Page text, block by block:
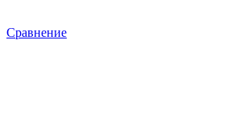
Сравнение